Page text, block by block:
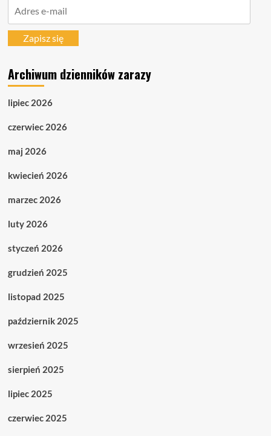
mailZapisz się
Archiwum dzienników zarazy
lipiec 2026
czerwiec 2026
maj 2026
kwiecień 2026
marzec 2026
luty 2026
styczeń 2026
grudzień 2025
listopad 2025
październik 2025
wrzesień 2025
sierpień 2025
lipiec 2025
czerwiec 2025